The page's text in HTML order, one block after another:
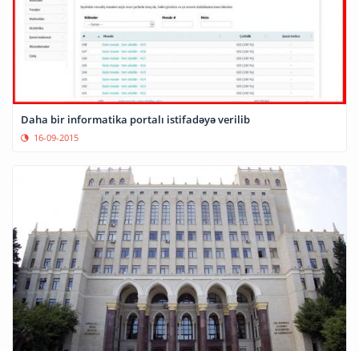
Daha bir informatika portalı istifadəyə verilib
16-09-2015